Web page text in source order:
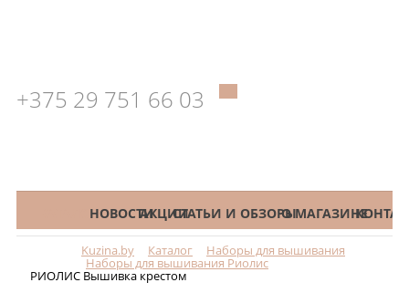
+375 29 751 66 03
КАТАЛОГНОВОСТИАКЦИИСТАТЬИ И ОБЗОРЫО МАГАЗИНЕ
Kuzina.by Каталог Наборы для вышивания
Наборы для вышивания Риолис
РИОЛИС Вышивка крестом